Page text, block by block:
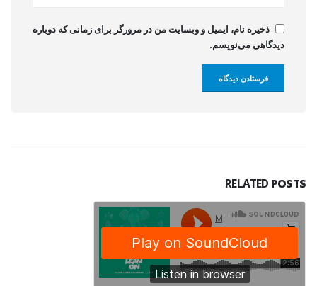
ذخیره نام، ایمیل و وبسایت من در مرورگر برای زمانی که دوباره
دیدگاهی می‌نویسم.
RELATED POSTS